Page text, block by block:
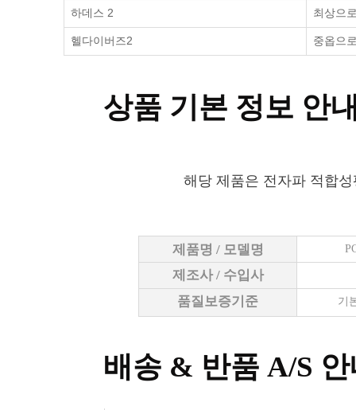
하데스 2 최상으
헬다이버즈2 중옵으
배송 & 반품 A/S
상품 기본 정보 안
해당 제품은 전자파 적합
제품명 / 모델명
제조사 / 수입사
품질보증기준
기